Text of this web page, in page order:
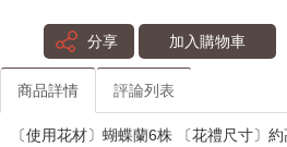
分享 加入購物車
商品詳情 評論列表
〔使用花材〕蝴蝶蘭6株 〔花禮尺寸〕